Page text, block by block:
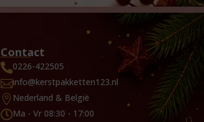
Contact
0226-422505
info@kerstpakketten123.nl
 Nederland & België
Ma - Vr 08:30 - 17:00